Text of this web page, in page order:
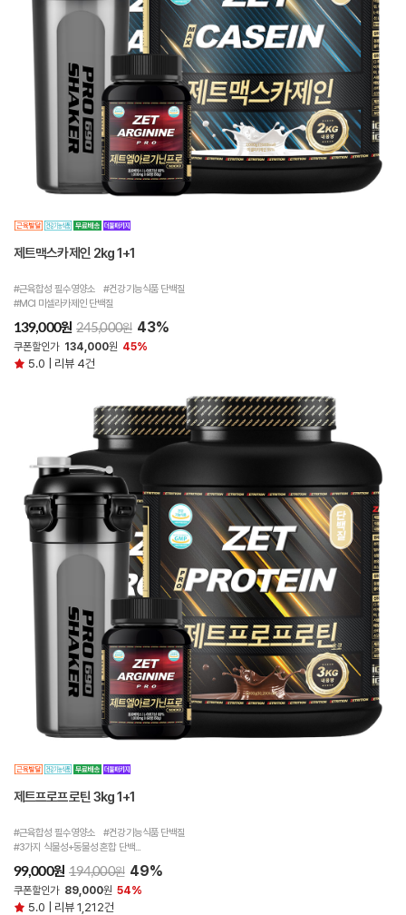
제트맥스카제인 2kg 1+1
#근육합성 필수영양소 #건강기능식품 단백질
#MCI 미셀라카제인 단백질
139,000원 245,000원 43%
쿠폰할인가 134,000원 45%
5.0 | 리뷰 4건
제트프로프로틴 3kg 1+1
#근육합성 필수영양소 #건강기능식품 단백질
#3가지 식물성+동물성 혼합 단백...
99,000원 194,000원 49%
쿠폰할인가 89,000원 54%
5.0 | 리뷰 1,212건